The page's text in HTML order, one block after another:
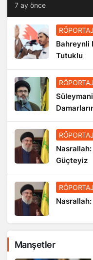
7 ay önce
RÖPORTAJ
Bahreynli
Tutuklu
RÖPORTAJ
RÖPORTAJ
Nasrallah:
Güçteyiz
RÖPORTAJ
Nasrallah:
Manşetler